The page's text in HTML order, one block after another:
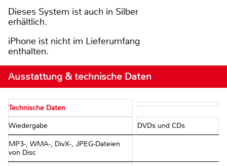
Dieses System ist auch in Silber
erhältlich.
iPhone ist nicht im Lieferumfang
enthalten.
Ausstattung & technische Daten
Technische Daten
Wiedergabe DVDs und CDs
MP3-, WMA-, DivX-, JPEG-Dateien
von Disc